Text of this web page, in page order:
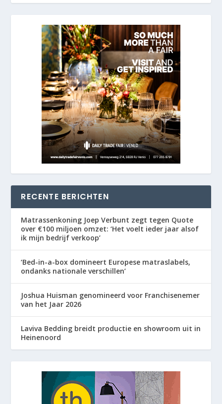
RECENTE BERICHTEN
Matrassenkoning Joep Verbunt zegt tegen Quote
over €100 miljoen omzet: ‘Het voelt ieder jaar alsof
ik mijn bedrijf verkoop’
‘Bed-in-a-box domineert Europese matraslabels,
ondanks nationale verschillen’
Joshua Huisman genomineerd voor Franchisenemer
van het Jaar 2026
Laviva Bedding breidt productie en showroom uit in
Heinenoord